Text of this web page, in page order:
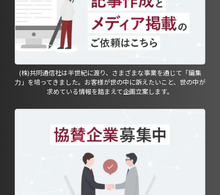
(株)共同通信社は半世紀に渡り、さまざまな事業を通じて「編集
力」を培ってきました。お客様が世の中に訴えたいこと、世の中が
求めている情報を踏まえて企画立案します。